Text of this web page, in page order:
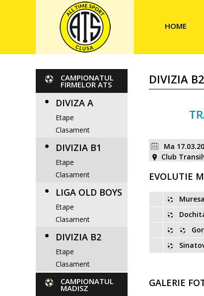
HOME
CAMPIONATUL
FIRMELOR ATS
DIVIZA A
Etape
Clasament
DIVIZIA B1
Etape
Clasament
LIGA OLD BOYS
Etape
Clasament
DIVIZIA B2
Etape
Clasament
CAMPIONATUL
MADISZ
DIVIZIA
Ma
Club
EVOLUTIE
GALERIE